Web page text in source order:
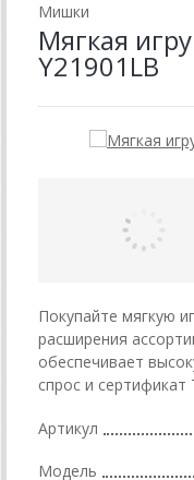
Мишки
Мягкая
Y21901LB
Покупайте мягкую
расширения
обеспечивает
спрос и сертификат
Артикул
Модель